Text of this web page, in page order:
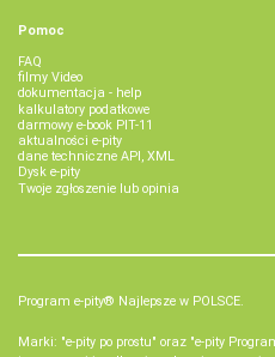
Pomoc
FAQ
filmy Video
dokumentacja - help
kalkulatory podatkowe
darmowy e-book PIT-11
aktualności e-pity
dane techniczne API, XML
Dysk e-pity
Twoje zgłoszenie lub opinia
Program e-pity® Najlepsze w POLSCE.
Marki: "e-pity po prostu" oraz "e-pity